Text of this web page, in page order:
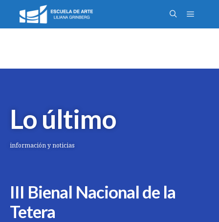
Lo último
información y noticias
III Bienal Nacional de la
Tetera